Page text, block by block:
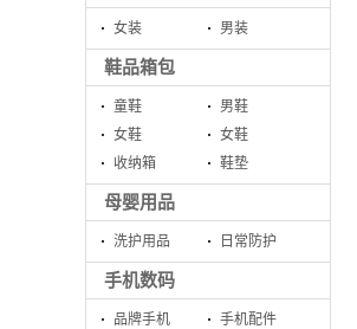
女装 男装
鞋品箱包
童鞋
男鞋
女鞋
女鞋
收纳箱
鞋垫
母婴用品
洗护用品 日常防护
手机数码
品牌手机
手机配件